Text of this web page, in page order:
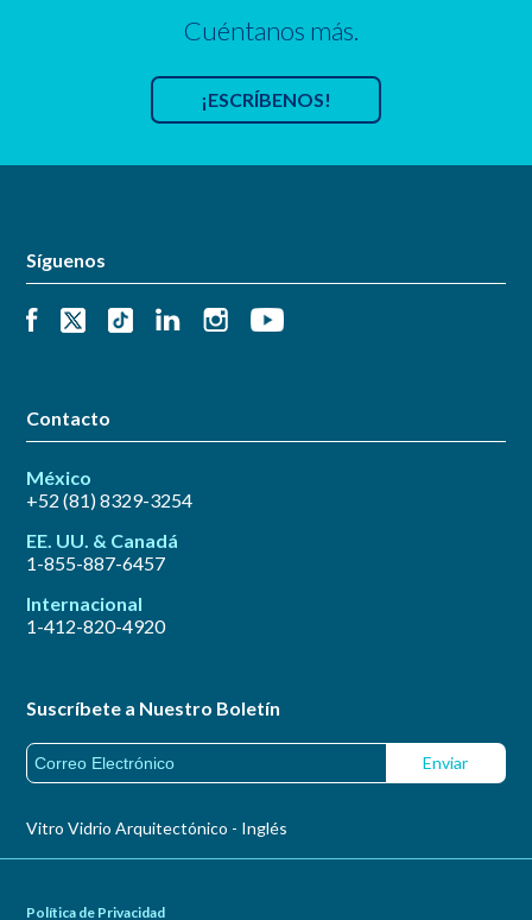
Cuéntanos más.
¡ESCRÍBENOS!
Síguenos
Contacto
México
+52 (81) 8329-3254
EE. UU. & Canadá
1-855-887-6457
Internacional
1-412-820-4920
Suscríbete a Nuestro Boletín
Vitro Vidrio Arquitectónico - Inglés
Política de Privacidad